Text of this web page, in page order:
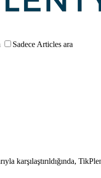
Sadece Articles ara
karşılaştırıldığında,